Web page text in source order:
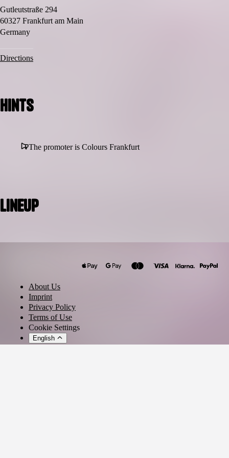
Bringt eure Farben mit – wir kümmern uns um den Rest.
Tickets im Vorverkauf & an der Abendkasse.
COLOURS. Music. People. Night. Magic
Gutleutstraße 294
60327 Frankfurt am Main
Germany
Directions
Hints
The promoter is Colours Frankfurt
Lineup
Lampe
Joseph Disco
About Us
Imprint
Privacy Policy
Terms of Use
Cookie Settings
English